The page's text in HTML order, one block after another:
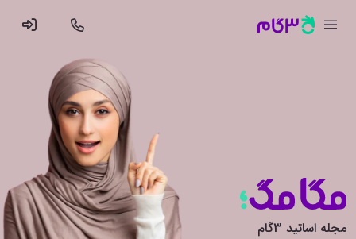
مجله اساتید 3گام